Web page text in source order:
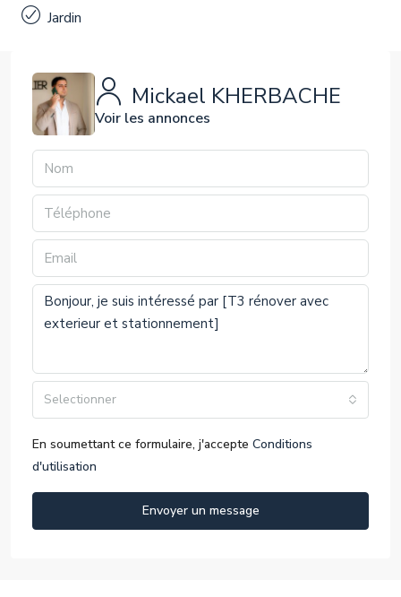
Jardin
Mickael KHERBACHE
Voir les annonces
Selectionner
En soumettant ce formulaire, j'accepte Conditions
d'utilisation
Envoyer un message